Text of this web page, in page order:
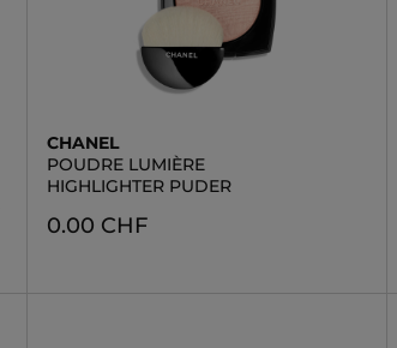
CHANEL
POUDRE LUMIÈRE
HIGHLIGHTER PUDER
0.00 CHF